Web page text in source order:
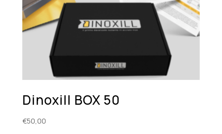
Dinoxill BOX 50
€50,00